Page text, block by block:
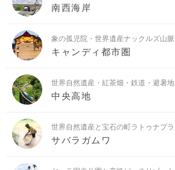
南西海岸
象の孤児院・世界遺産ナックルズ山脈
キャンディ都市圏
世界自然遺産・紅茶畑・鉄道・避暑地
中央高地
世界自然遺産と宝石の町ラトゥナプラ
サバラガムワ